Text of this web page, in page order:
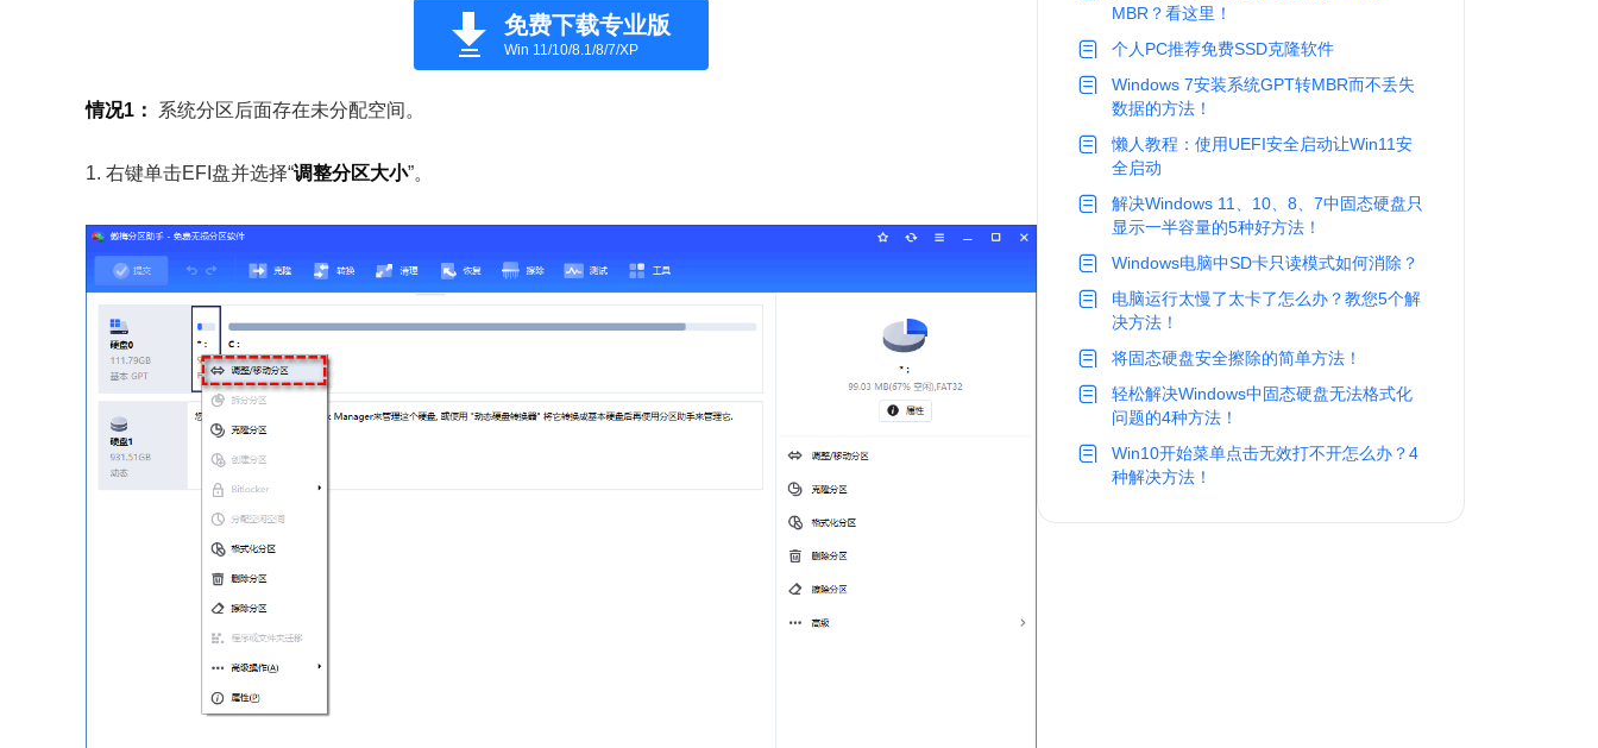
免费下载专业版
Win 11/10/8.1/8/7/XP
情况1： 系统分区后面存在未分配空间。
1. 右键单击EFI盘并选择“调整分区大小”。
MBR？看这里！
个人PC推荐免费SSD克隆软件
Windows 7安装系统GPT转MBR而不丢失
数据的方法！
懒人教程：使用UEFI安全启动让Win11安
全启动
解决Windows 11、10、8、7中固态硬盘只
显示一半容量的5种好方法！
Windows电脑中SD卡只读模式如何消除？
电脑运行太慢了太卡了怎么办？教您5个解
决方法！
将固态硬盘安全擦除的简单方法！
轻松解决Windows中固态硬盘无法格式化
问题的4种方法！
Win10开始菜单点击无效打不开怎么办？4
种解决方法！